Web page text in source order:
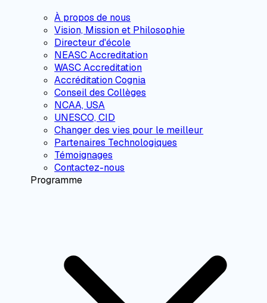
À propos de nous
Vision, Mission et Philosophie
Directeur d'école
NEASC Accreditation
WASC Accreditation
Accréditation Cognia
Conseil des Collèges
NCAA, USA
UNESCO, CID
Changer des vies pour le meilleur
Partenaires Technologiques
Témoignages
Contactez-nous
Programme